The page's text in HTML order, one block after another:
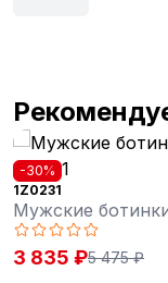
-30%
1Z0231
Мужские
3 835 ₽5 475 ₽